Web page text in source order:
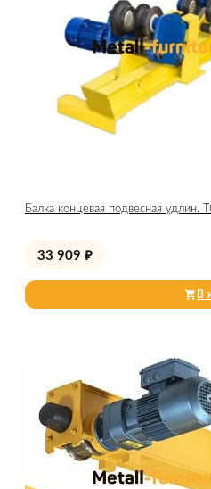
Балка концевая подвесная удлин.
33 909 ₽
В